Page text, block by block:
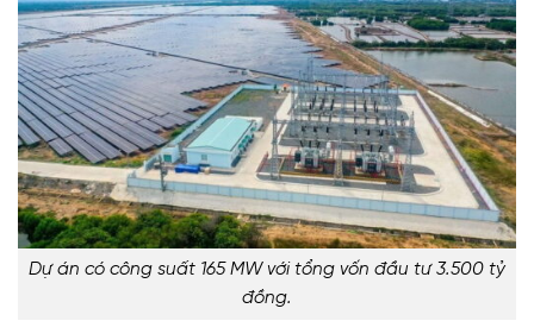
Dự án có công suất 165 MW với tổng vốn đầu tư 3.500 tỷ
đồng.